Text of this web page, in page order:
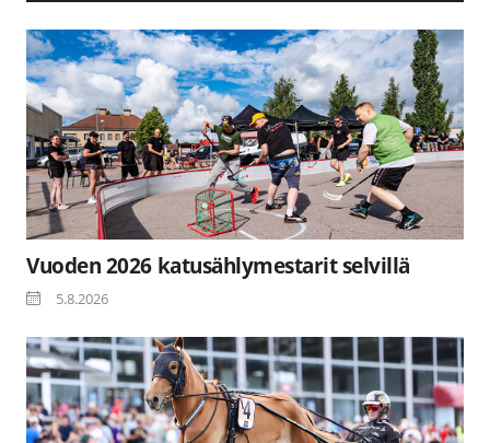
Vuoden 2026 katusählymestarit selvillä
5.8.2026